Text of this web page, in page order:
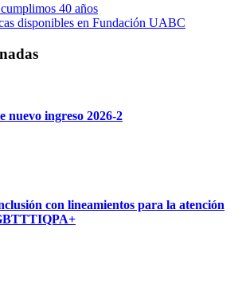
40 años
disponibles en Fundación UABC
nuevo ingreso 2026-2
con lineamientos para la atención